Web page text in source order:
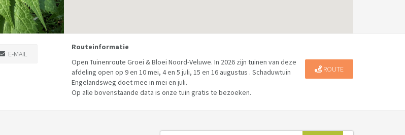
E-MAIL
Routeinformatie
Open Tuinenroute Groei & Bloei Noord-Veluwe. In 2026 zijn tuinen van deze
afdeling open op 9 en 10 mei, 4 en 5 juli, 15 en 16 augustus . Schaduwtuin
Engelandsweg doet mee in mei en juli.
Op alle bovenstaande data is onze tuin gratis te bezoeken.
ROUTE